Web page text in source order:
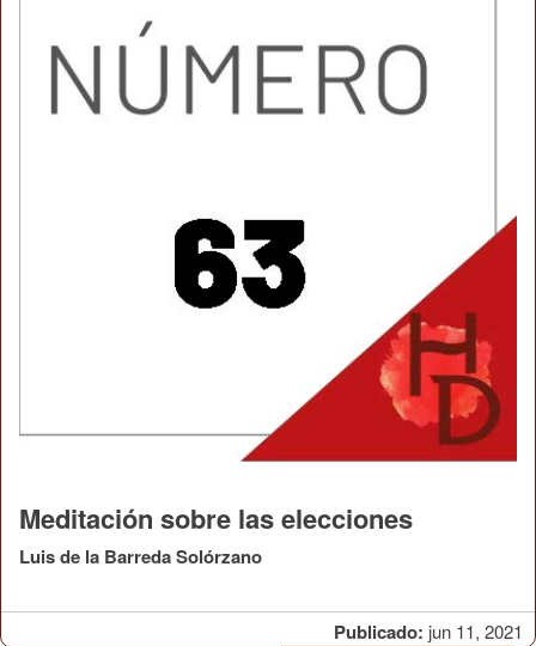
Publicado: jun 11, 2021
Meditación sobre las elecciones
Luis de la Barreda Solórzano